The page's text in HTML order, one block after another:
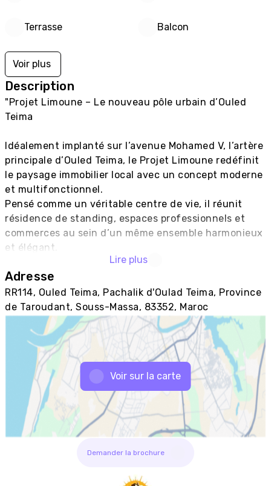
Terrasse Balcon
Voir plus
Description
"Projet Limoune – Le nouveau pôle urbain d’Ouled
Teima
Idéalement implanté sur l’avenue Mohamed V, l’artère
principale d’Ouled Teima, le Projet Limoune redéfinit
le paysage immobilier local avec un concept moderne
et multifonctionnel.
Pensé comme un véritable centre de vie, il réunit
résidence de standing, espaces professionnels et
commerces au sein d’un même ensemble harmonieux
et élégant.
Une architecture contemporaine au service du
confort
La résidence R+2 se distingue par son design épuré
et ses larges façades vitrées, qui laissent entrer la
lumière naturelle et offrent une vue agréable sur les
espaces extérieurs.
Les finitions sont soigneusement étudiées pour
répondre aux attentes d’une clientèle exigeante,
alliant esthétisme, durabilité et confort moderne.
Des appartements spacieux et lumineux
Le projet propose des appartements F3 et F4 aux
optimiser chaque mètre carré.
Lire plus
Adresse
RR114, Ouled Teima, Pachalik d'Oulad Teima, Province
de Taroudant, Souss-Massa, 83352, Maroc
Voir sur la carte
Demander la brochure